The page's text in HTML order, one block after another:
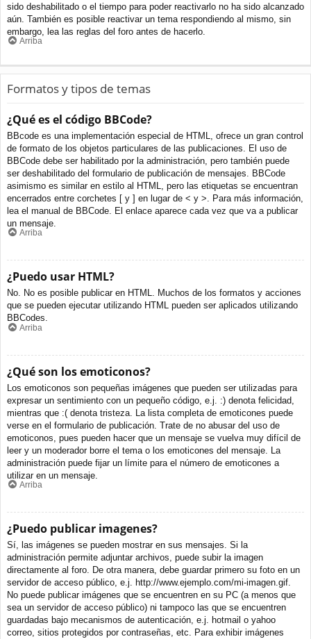
sido deshabilitado o el tiempo para poder reactivarlo no ha sido alcanzado
aún. También es posible reactivar un tema respondiendo al mismo, sin
embargo, lea las reglas del foro antes de hacerlo.
Arriba
Formatos y tipos de temas
¿Qué es el código BBCode?
BBcode es una implementación especial de HTML, ofrece un gran control
de formato de los objetos particulares de las publicaciones. El uso de
BBCode debe ser habilitado por la administración, pero también puede
ser deshabilitado del formulario de publicación de mensajes. BBCode
asimismo es similar en estilo al HTML, pero las etiquetas se encuentran
encerrados entre corchetes [ y ] en lugar de < y >. Para más información,
lea el manual de BBCode. El enlace aparece cada vez que va a publicar
un mensaje.
Arriba
¿Puedo usar HTML?
No. No es posible publicar en HTML. Muchos de los formatos y acciones
que se pueden ejecutar utilizando HTML pueden ser aplicados utilizando
BBCodes.
Arriba
¿Qué son los emoticonos?
Los emoticonos son pequeñas imágenes que pueden ser utilizadas para
expresar un sentimiento con un pequeño código, e.j. :) denota felicidad,
mientras que :( denota tristeza. La lista completa de emoticones puede
verse en el formulario de publicación. Trate de no abusar del uso de
emoticonos, pues pueden hacer que un mensaje se vuelva muy difícil de
leer y un moderador borre el tema o los emoticones del mensaje. La
administración puede fijar un límite para el número de emoticones a
utilizar en un mensaje.
Arriba
¿Puedo publicar imagenes?
Sí, las imágenes se pueden mostrar en sus mensajes. Si la
administración permite adjuntar archivos, puede subir la imagen
directamente al foro. De otra manera, debe guardar primero su foto en un
servidor de acceso público, e.j. http://www.ejemplo.com/mi-imagen.gif.
No puede publicar imágenes que se encuentren en su PC (a menos que
sea un servidor de acceso público) ni tampoco las que se encuentren
guardadas bajo mecanismos de autenticación, e.j. hotmail o yahoo
correo, sitios protegidos por contraseñas, etc. Para exhibir imágenes